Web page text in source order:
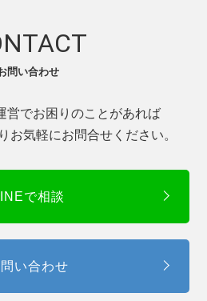
問い合わせ
営でお困りのことがあれば
お気軽にお問合せください。
で相談
い合わせ